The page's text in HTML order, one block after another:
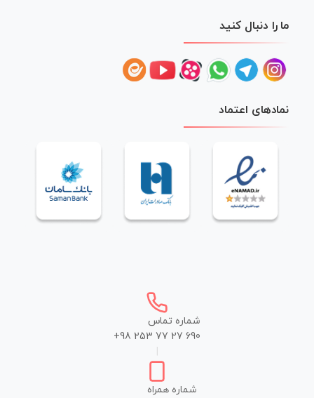
ما را دنبال کنید
نمادهای اعتماد
شماره تماس
+98 253 77 27 690
شماره همراه